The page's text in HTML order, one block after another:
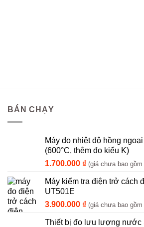
BÁN CHẠY
Máy đo nhiệt độ hồng
(600°C, thêm đo kiểu K)
1.700.000 ₫ (giá chưa bao gồm
Máy kiểm tra điện trở cách
UT501E
3.900.000 ₫ (giá chưa bao gồm
Thiết bị đo lưu lượng nước